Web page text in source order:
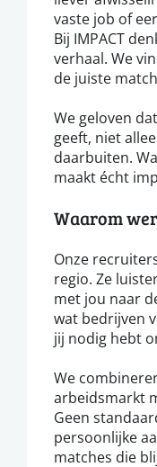
vaste job of
Bij IMPACT
verhaal. We
de juiste
We geloven
geeft, niet
daarbuiten.
maakt écht
Waarom
Onze
regio. Ze
met jou naar
wat bedrijven
jij nodig hebt
We
arbeidsmarkt
Geen
persoonlijke
matches die